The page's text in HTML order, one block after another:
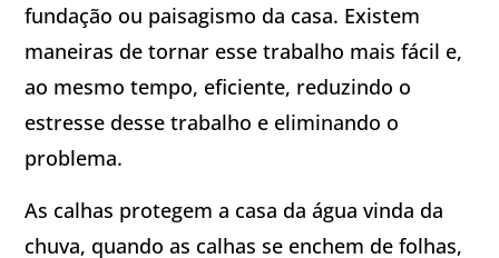
fundação ou paisagismo da casa. Existem
maneiras de tornar esse trabalho mais fácil e,
ao mesmo tempo, eficiente, reduzindo o
estresse desse trabalho e eliminando o
problema.
As calhas protegem a casa da água vinda da
chuva, quando as calhas se enchem de folhas,